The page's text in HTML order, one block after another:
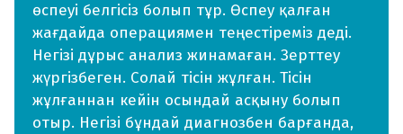
өспеуі белгісіз болып тұр. Өспеу қалған
жағдайда операциямен теңестіреміз деді.
Негізі дұрыс анализ жинамаған. Зерттеу
жүргізбеген. Солай тісін жұлған. Тісін
жұлғаннан кейін осындай асқыну болып
отыр. Негізі бұндай диагнозбен барғанда,